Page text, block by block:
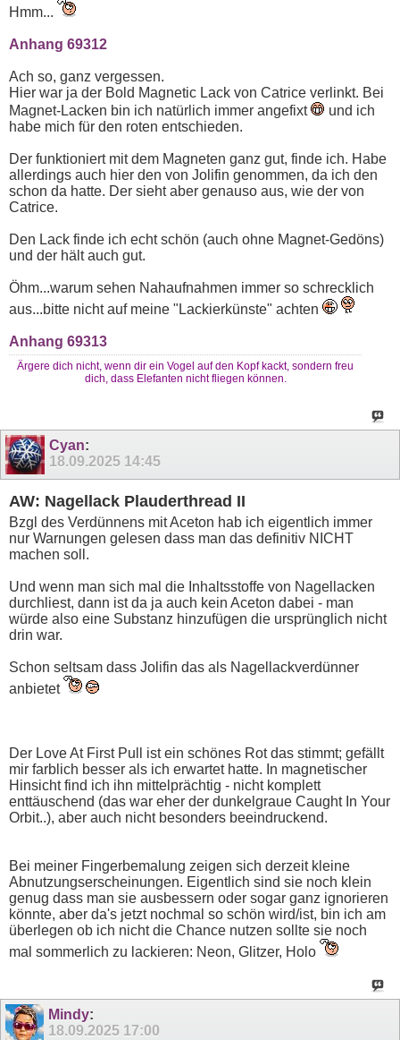
Hmm...
Anhang 69312
Ach so, ganz vergessen.
Hier war ja der Bold Magnetic Lack von Catrice verlinkt. Bei
Magnet-Lacken bin ich natürlich immer angefixt
und ich
habe mich für den roten entschieden.
Der funktioniert mit dem Magneten ganz gut, finde ich. Habe
allerdings auch hier den von Jolifin genommen, da ich den
schon da hatte. Der sieht aber genauso aus, wie der von
Catrice.
Den Lack finde ich echt schön (auch ohne Magnet-Gedöns)
und der hält auch gut.
Öhm...warum sehen Nahaufnahmen immer so schrecklich
aus...bitte nicht auf meine "Lackierkünste" achten
Anhang 69313
Ärgere dich nicht, wenn dir ein Vogel auf den Kopf kackt, sondern freu
dich, dass Elefanten nicht fliegen können.
Cyan:
18.09.2025 14:45
AW: Nagellack Plauderthread II
Bzgl des Verdünnens mit Aceton hab ich eigentlich immer
nur Warnungen gelesen dass man das definitiv NICHT
machen soll.
Und wenn man sich mal die Inhaltsstoffe von Nagellacken
durchliest, dann ist da ja auch kein Aceton dabei - man
würde also eine Substanz hinzufügen die ursprünglich nicht
drin war.
Schon seltsam dass Jolifin das als Nagellackverdünner
anbietet
Der Love At First Pull ist ein schönes Rot das stimmt; gefällt
mir farblich besser als ich erwartet hatte. In magnetischer
Hinsicht find ich ihn mittelprächtig - nicht komplett
enttäuschend (das war eher der dunkelgraue Caught In Your
Orbit..), aber auch nicht besonders beeindruckend.
Bei meiner Fingerbemalung zeigen sich derzeit kleine
Abnutzungserscheinungen. Eigentlich sind sie noch klein
genug dass man sie ausbessern oder sogar ganz ignorieren
könnte, aber da's jetzt nochmal so schön wird/ist, bin ich am
überlegen ob ich nicht die Chance nutzen sollte sie noch
mal sommerlich zu lackieren: Neon, Glitzer, Holo
Mindy:
18.09.2025 17:00